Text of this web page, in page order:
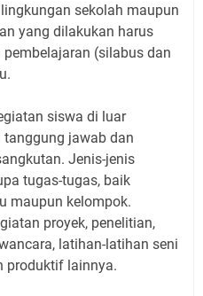
sekolah maupun
yang dilakukan harus
(silabus dan
siswa di luar
jawab dan
Jenis-jenis
tugas-tugas, baik
maupun kelompok.
proyek, penelitian,
latihan-latihan seni
produktif lainnya.